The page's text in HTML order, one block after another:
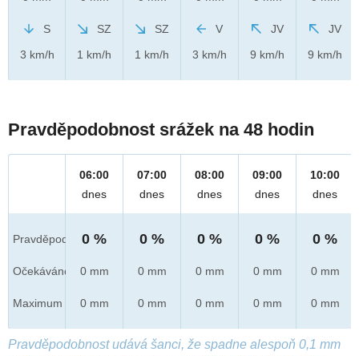
S
3 km/h
SZ
1 km/h
SZ
1 km/h
V
3 km/h
JV
9 km/h
JV
9 km/h
Pravděpodobnost srážek na 48 hodin
Pravděpod.
Očekáváno
Maximum
06:00
dnes
0 %
0 mm
0 mm
07:00
dnes
0 %
0 mm
0 mm
08:00
dnes
0 %
0 mm
0 mm
09:00
dnes
0 %
0 mm
0 mm
10:00
dnes
0 %
0 mm
0 mm
Pravděpodobnost udává šanci, že spadne alespoň 0,1 mm